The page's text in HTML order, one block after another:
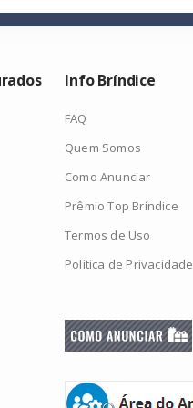
Info Bríndice
FAQ
Quem Somos
Como Anunciar
Prêmio Top Bríndice
Termos de Uso
Política de Privacidade